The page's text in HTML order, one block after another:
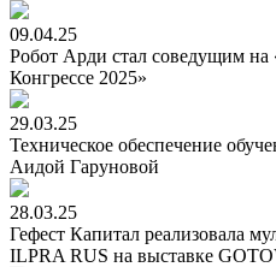
09.04.25
Робот Арди стал соведущим
Конгрессе 2025»
29.03.25
Техническое обеспечение
Аидой Гаруновой
28.03.25
Гефест Капитал реализовала
ILPRA RUS на выставке